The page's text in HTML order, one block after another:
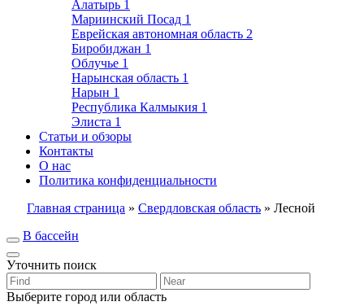
Алатырь 1
Мариинский Посад 1
Еврейская автономная область 2
Биробиджан 1
Облучье 1
Нарынская область 1
Нарын 1
Республика Калмыкия 1
Элиста 1
Статьи и обзоры
Контакты
О нас
Политика конфиденциальности
Главная страница » Свердловская область » Лесной
В бассейн
Уточнить поиск
Выберите город или область